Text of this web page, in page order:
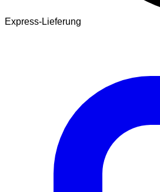
Express-Lieferung